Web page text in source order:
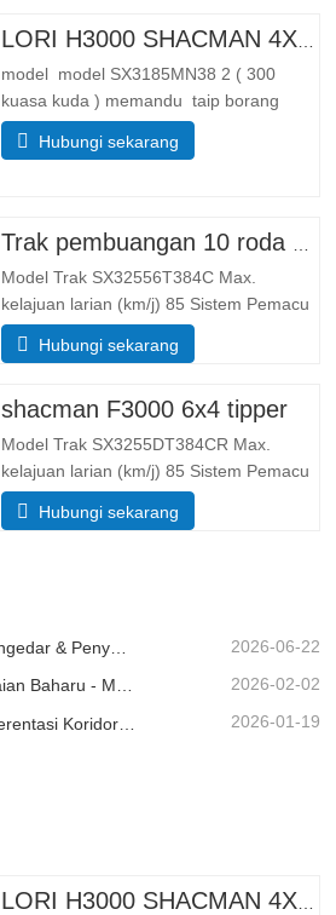
model model SX3185MN38 2 ( 300
kuasa kuda ) memandu taip borang
memandu 4*4 Berat badan parameter
berat lengkap membendung jisim (kg)
Dimensi Parameter saiz
Keseluruhannya …
Hubungi sekarang
Model Trak SX32556T384C Max.
kelajuan larian (km/j) 85 Sistem Pemacu
6× 4 Dimensi (L*W*H)(mm) Keseluruhan
8385*2490*3450 Buang badan
bawah, sisi 6 Sistem mengangkat
hidraulik mengangkat tengah atau
mengangkat depan…
Hubungi sekarang
shacman F3000 6x4 tipper
Model Trak SX3255DT384CR Max.
kelajuan larian (km/j) 85 Sistem Pemacu
6× 4 Dimensi (L*W*H)(mm) Keseluruhan
8385*2490*3450 Buang badan
Hubungi sekarang
2026-06-22
Batu Baharu, Pencapaian Baharu - Momentum Berterusan 2026-02-02
2026-01-19